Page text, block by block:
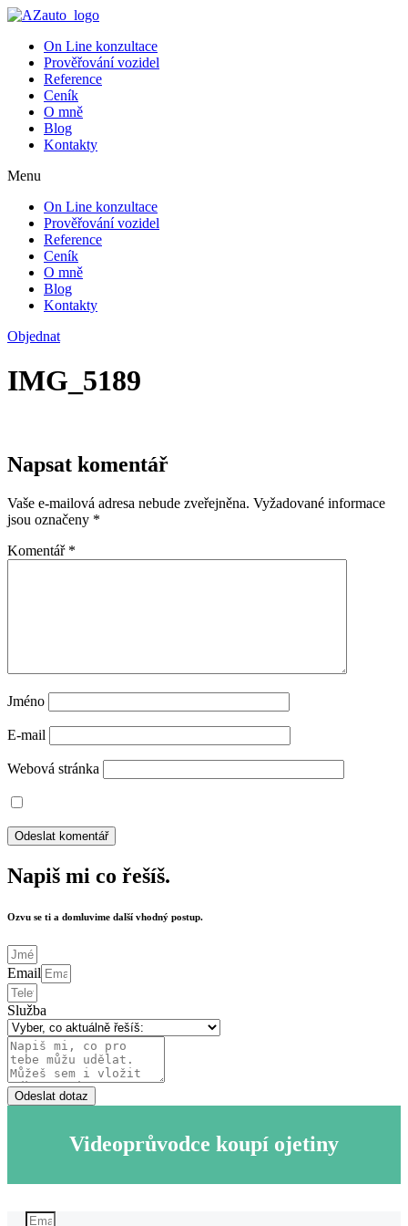
On Line konzultace
Prověřování vozidel
Reference
Ceník
O mně
Blog
Kontakty
Menu
On Line konzultace
Prověřování vozidel
Reference
Ceník
O mně
Blog
Kontakty
Objednat
IMG_5189
Napsat komentář
Vaše e-mailová adresa nebude zveřejněna. Vyžadované informace
jsou označeny *
Komentář *
Jméno
E-mail
Webová stránka
Napiš mi co řešíš.
Ozvu se ti a domluvime další vhodný postup.
Email
Služba
Odeslat dotaz
Videoprůvodce koupí ojetiny